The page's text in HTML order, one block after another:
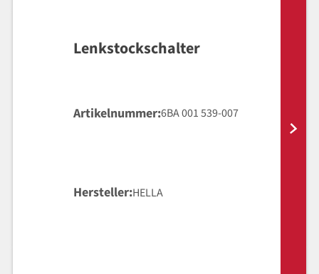
Lenkstockschalter
Artikelnummer 6BA 001 539-007
Hersteller HELLA